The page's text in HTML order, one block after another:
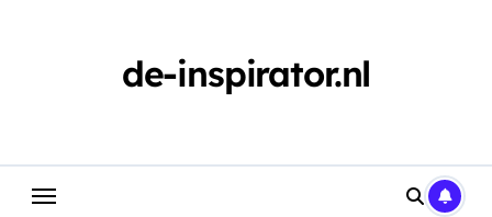
de-inspirator.nl